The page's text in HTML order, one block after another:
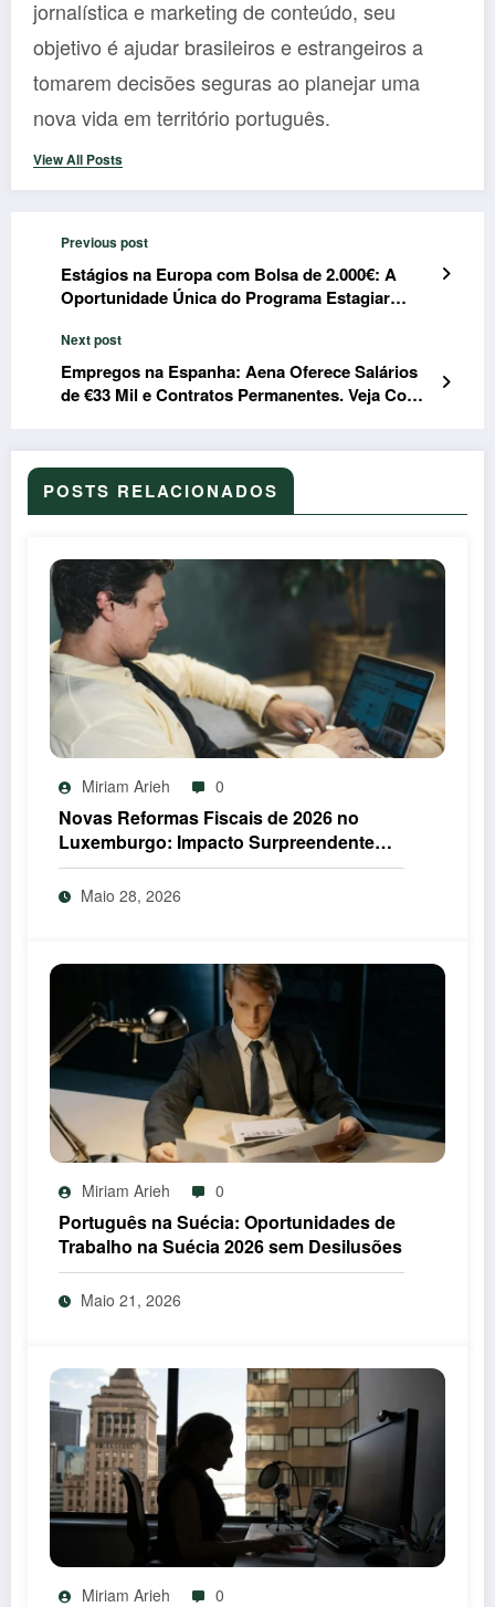
jornalística e marketing de conteúdo, seu
objetivo é ajudar brasileiros e estrangeiros a
tomarem decisões seguras ao planejar uma
nova vida em território português.
View All Posts
Previous post
Estágios na Europa com Bolsa de 2.000€: A
Oportunidade Única do Programa Estagiar
Next post
Empregos na Espanha: Aena Oferece Salários
de €33 Mil e Contratos Permanentes. Veja Como
POSTS RELACIONADOS
Miriam Arieh 0
Novas Reformas Fiscais de 2026 no
Luxemburgo: Impacto Surpreendente
nos Portugueses
Maio 28, 2026
Miriam Arieh 0
Português na Suécia: Oportunidades de
Trabalho na Suécia 2026 sem Desilusões
Maio 21, 2026
Miriam Arieh 0